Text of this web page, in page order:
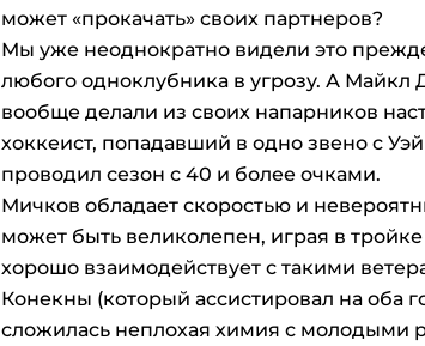
может «прокачать» своих партнеров?
Мы уже неоднократно видели это
любого одноклубника в угрозу. А
вообще делали из своих напарников
хоккеист, попадавший в одно звено с
проводил сезон с 40 и более очками.
Мичков обладает скоростью и
может быть великолепен, играя в
хорошо взаимодействует с такими
Конекны (который ассистировал на оба
сложилась неплохая химия с молодыми